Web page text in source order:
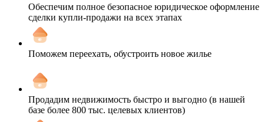
Обеспечим полное безопасное юридическое оформление
сделки купли-продажи на всех этапах
Поможем переехать, обустроить новое жилье
Продадим недвижимость быстро и выгодно (в нашей
базе более 800 тыс. целевых клиентов)